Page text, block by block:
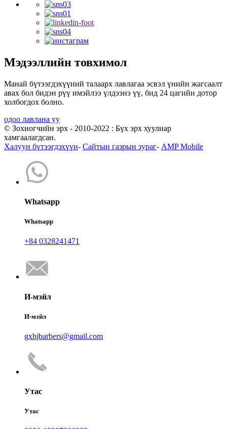
Мэдээллийн товхимол
Манай бүтээгдэхүүний талаарх лавлагаа эсвэл үнийн жагсаалт
авах бол бидэн рүү имэйлээ үлдээнэ үү, бид 24 цагийн дотор
холбогдох болно.
одоо лавлана уу
© Зохиогчийн эрх - 2010-2022 : Бүх эрх хуулиар
хамгаалагдсан.
Халуун бүтээгдэхүүн- Сайтын газрын зураг- AMP Mobile
Whatsapp
Whatsapp
+84 0328241471
И-мэйл
И-мэйл
gxhjbarbers@gmail.com
Утас
Утас